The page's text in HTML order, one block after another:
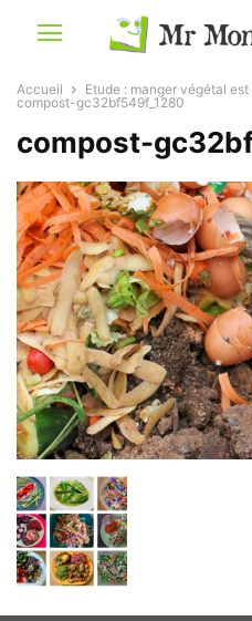
Accueil
Etude : manger végétal
compost-gc32bf549f_1280
compost-